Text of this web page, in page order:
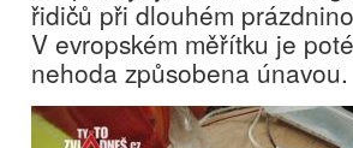
řidičů při dlouhém
V evropském měřítku je
nehoda způsobena únavou.